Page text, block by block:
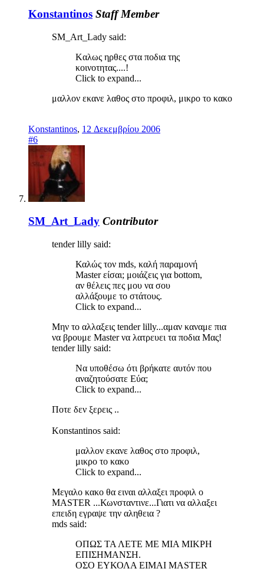
Konstantinos Staff Member
SM_Art_Lady said:
Kαλως ηρθες στα ποδια της
κοινοτητας....!
Click to expand...
μαλλον εκανε λαθος στο προφιλ, μικρο το κακο
Konstantinos, 12 Δεκεμβρίου 2006
#6
SM_Art_Lady Contributor
tender lilly said:
Καλώς τον mds, καλή παραμονή
Μaster είσαι; μοιάζεις για bottom,
αν θέλεις πες μου να σου
αλλάξουμε το στάτους.
Click to expand...
Mην το αλλαξεις tender lilly...αμαν καναμε πια
να βρουμε Μaster να λατρευει τα ποδια Μας!
tender lilly said:
Να υποθέσω ότι βρήκατε αυτόν που
αναζητούσατε Εύα;
Click to expand...
Ποτε δεν ξερεις ..
Konstantinos said:
μαλλον εκανε λαθος στο προφιλ,
μικρο το κακο
Click to expand...
Μεγαλο κακο θα ειναι αλλαξει προφιλ ο
ΜASTER ...Κωνσταντινε...Γιατι να αλλαξει
επειδη εγραψε την αληθεια ?
mds said:
ΟΠΩΣ ΤΑ ΛΕΤΕ ΜΕ ΜΙΑ ΜΙΚΡΗ
ΕΠΙΣΗΜΑΝΣΗ.
ΟΣΟ ΕΥΚΟΛΑ ΕΙΜΑΙ MASTER